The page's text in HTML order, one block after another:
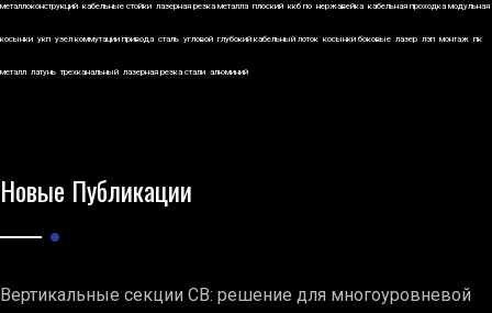
металлоконструкций кабельные стойки лазерная резка металла плоский ккб по нержавейка кабельная проходка модульная
косынки укп узел коммутации привода сталь угловой глубокий кабельный лоток косынки боковые лазер лэп монтаж пк
металл латунь трехканальный лазерная резка стали алюминий
Новые Публикации
Вертикальные секции СВ: решение для многоуровневой